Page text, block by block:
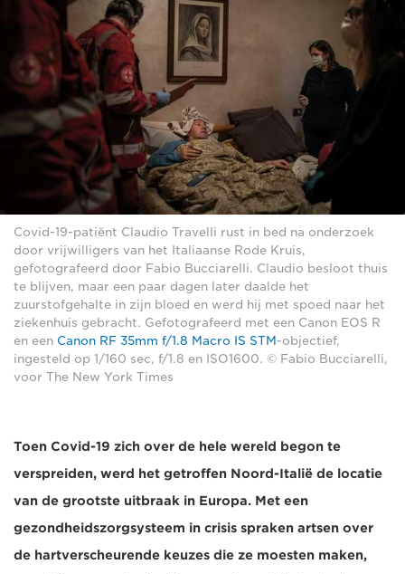
Covid-19-patiënt Claudio Travelli rust in bed na onderzoek
door vrijwilligers van het Italiaanse Rode Kruis,
gefotografeerd door Fabio Bucciarelli. Claudio besloot thuis
te blijven, maar een paar dagen later daalde het
zuurstofgehalte in zijn bloed en werd hij met spoed naar het
ziekenhuis gebracht. Gefotografeerd met een Canon EOS R
en een Canon RF 35mm f/1.8 Macro IS STM -objectief,
ingesteld op 1/160 sec, f/1.8 en ISO1600. © Fabio Bucciarelli,
voor The New York Times
Toen Covid-19 zich over de hele wereld begon te
verspreiden, werd het getroffen Noord-Italië de locatie
van de grootste uitbraak in Europa. Met een
gezondheidszorgsysteem in crisis spraken artsen over
de hartverscheurende keuzes die ze moesten maken,